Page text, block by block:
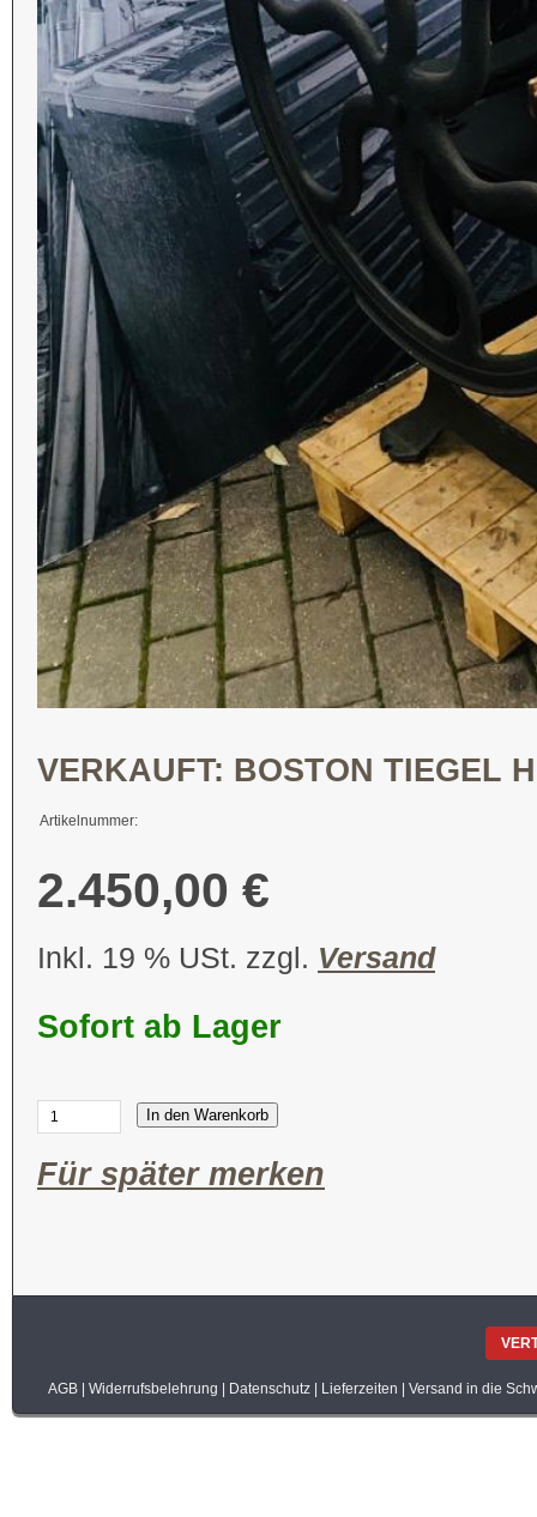
VERKAUFT: BOSTON TIEGEL
Artikelnummer:
2.450,00 €
Inkl. 19 % USt. zzgl. Versand
Sofort ab Lager
In den Warenkorb
Für später merken
AGB| Widerrufsbelehrung Datenschutz| Lieferzeiten Versand in die